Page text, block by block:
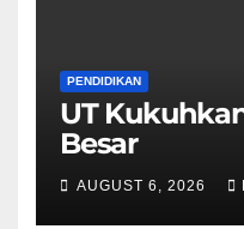
PENDIDIKAN
UT
Besar
AUGUST 6, 2026